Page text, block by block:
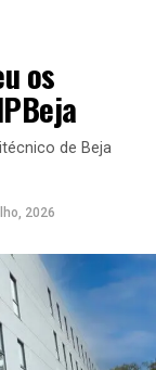
os
de Beja
2026